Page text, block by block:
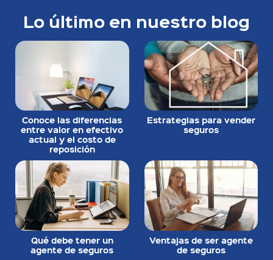
Lo último en nuestro blog
Conoce las diferencias
entre valor en efectivo
actual y el costo de
reposición
Estrategias para vender
seguros
Qué debe tener un
agente de seguros
Ventajas de ser agente
de seguros